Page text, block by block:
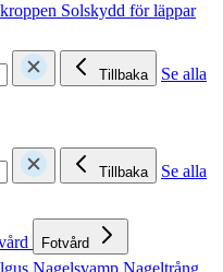
Solskydd för läppar
Tillbaka
Se alla
Tillbaka
Se alla
Fotvård